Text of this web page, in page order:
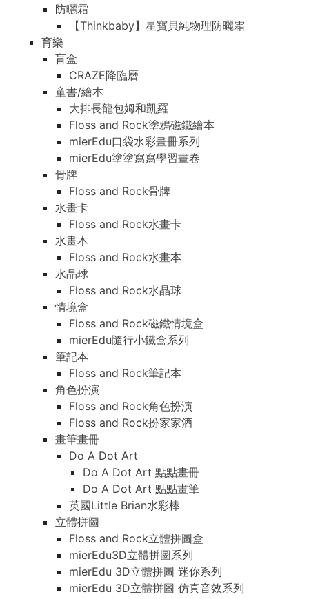
防曬霜
【Thinkbaby】星寶貝純物理防曬霜
育樂
盲盒
CRAZE降臨曆
童書/繪本
大排長龍包姆和凱羅
Floss and Rock塗鴉磁鐵繪本
mierEdu口袋水彩畫冊系列
mierEdu塗塗寫寫學習畫卷
骨牌
Floss and Rock骨牌
水畫卡
Floss and Rock水畫卡
水畫本
Floss and Rock水畫本
水晶球
Floss and Rock水晶球
情境盒
Floss and Rock磁鐵情境盒
mierEdu隨行小鐵盒系列
筆記本
Floss and Rock筆記本
角色扮演
Floss and Rock角色扮演
Floss and Rock扮家家酒
畫筆畫冊
Do A Dot Art
Do A Dot Art 點點畫冊
Do A Dot Art 點點畫筆
英國Little Brian水彩棒
立體拼圖
Floss and Rock立體拼圖盒
mierEdu3D立體拼圖系列
mierEdu 3D立體拼圖 迷你系列
mierEdu 3D立體拼圖 仿真音效系列